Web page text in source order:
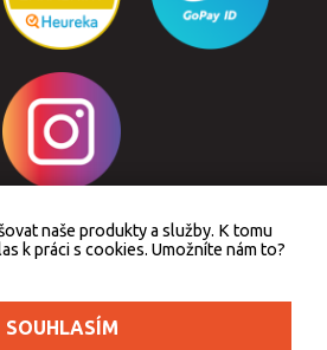
od smlouvy
je prodávající povinen vystavit kupujícímu účtenku.
přijatou tržbu u správce daně online, v případě
naše produkty a služby. K tomu
k práci s cookies. Umožníte nám to?
SOUHLASÍM